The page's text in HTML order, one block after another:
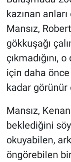
kazınan
Mansız,
gökkuşağı
çıkmadığını,
için daha önce
kadar görünür
Mansız,
beklediğini
okuyabilen,
öngörebilen